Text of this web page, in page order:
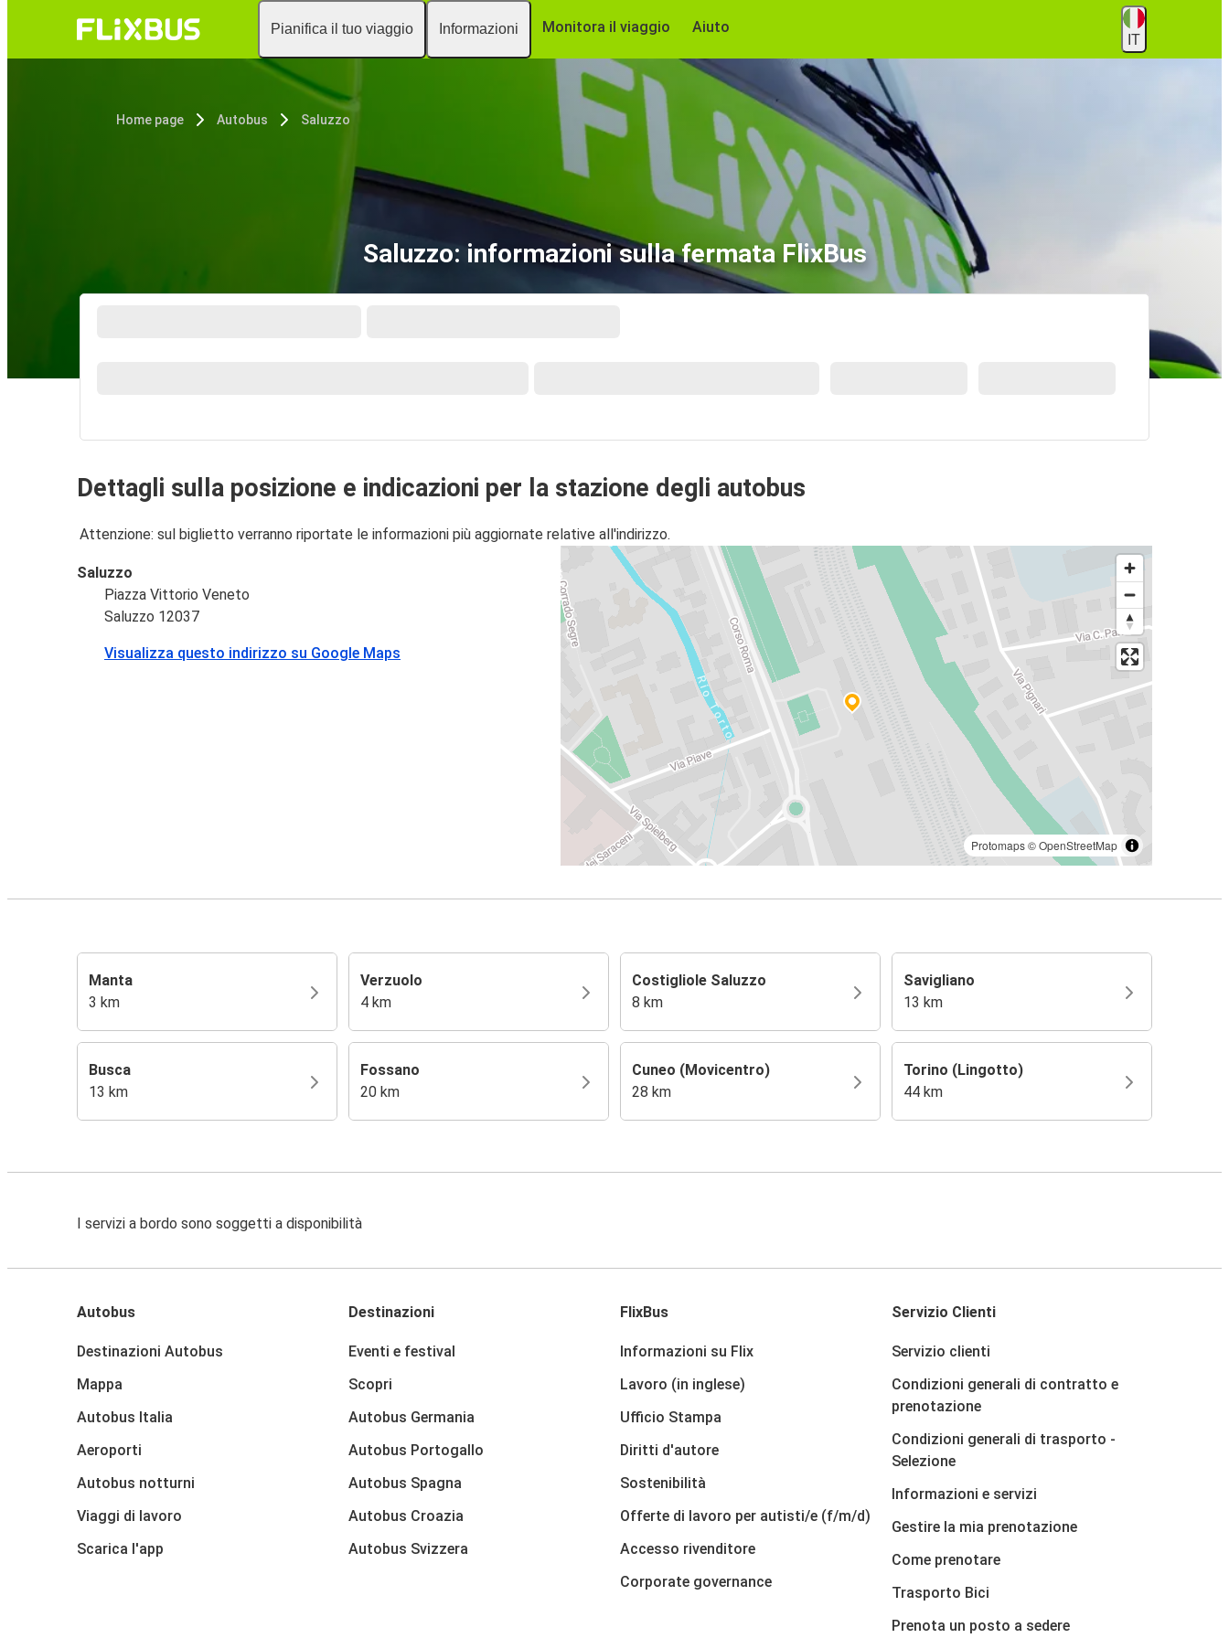
Pianifica il tuo viaggio Informazioni Monitora il viaggio Aiuto
IT
Home page Autobus Saluzzo
Saluzzo: informazioni sulla fermata FlixBus
Dettagli sulla posizione e indicazioni per la stazione degli autobus
Attenzione: sul biglietto verranno riportate le informazioni più aggiornate relative all'indirizzo.
Protomaps©OpenStreetMap
Saluzzo
Piazza Vittorio Veneto
Saluzzo 12037
Visualizza questo indirizzo su Google Maps
Manta
3 km
Verzuolo
4 km
Costigliole Saluzzo
8 km
Savigliano
13 km
Busca
13 km
Fossano
20 km
Cuneo (Movicentro)
28 km
Torino (Lingotto)
44 km
I servizi a bordo sono soggetti a disponibilità
Autobus
Destinazioni Autobus
Mappa
Autobus Italia
Aeroporti
Autobus notturni
Viaggi di lavoro
Scarica l'app
Destinazioni
Eventi e festival
Scopri
Autobus Germania
Autobus Portogallo
Autobus Spagna
Autobus Croazia
Autobus Svizzera
FlixBus
Informazioni su Flix
Lavoro (in inglese)
Ufficio Stampa
Diritti d'autore
Sostenibilità
Offerte di lavoro per autisti/e (f/m/d)
Accesso rivenditore
Corporate governance
Servizio Clienti
Servizio clienti
Condizioni generali di contratto e
prenotazione
Condizioni generali di trasporto -
Selezione
Informazioni e servizi
Gestire la mia prenotazione
Come prenotare
Trasporto Bici
Prenota un posto a sedere